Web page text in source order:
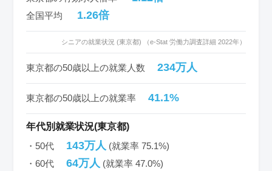
全国平均 1.26倍
シニアの就業状況 (東京都) （e-Stat 労働力調査詳細 2022年）
東京都の50歳以上の就業人数 234万人
東京都の50歳以上の就業率 41.1%
年代別就業状況(東京都)
・50代
143万人 (就業率 75.1%)
・60代
64万人 (就業率 47.0%)